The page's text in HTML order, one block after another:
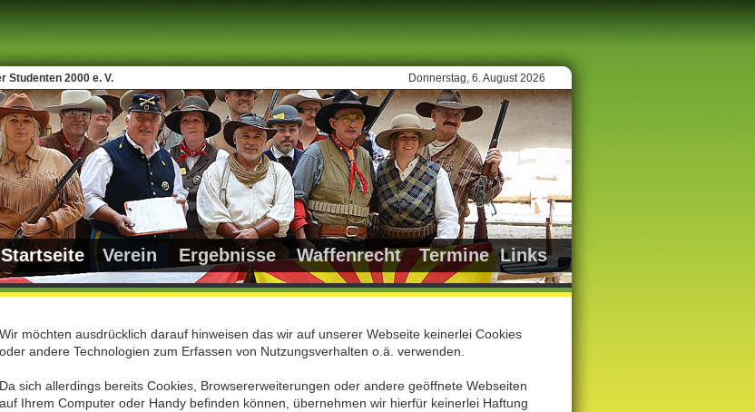
Studenten 2000 e. V. Donnerstag, 6. August 2026
Startseite Verein Ergebnisse Waffenrecht Termine Links
Wir möchten ausdrücklich darauf hinweisen das wir auf unserer Webseite keinerlei Cookies
oder andere Technologien zum Erfassen von Nutzungsverhalten o.ä. verwenden.
Da sich allerdings bereits Cookies, Browsererweiterungen oder andere geöffnete Webseiten
auf Ihrem Computer oder Handy befinden können, übernehmen wir hierfür keinerlei Haftung